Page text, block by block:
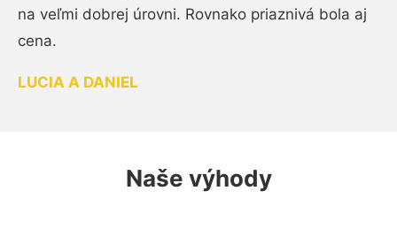
na veľmi dobrej úrovni. Rovnako priaznivá bola aj
cena.
LUCIA A DANIEL
Naše výhody